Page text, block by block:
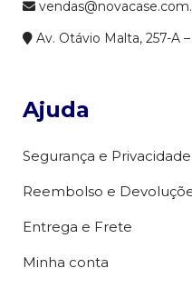
Av. Otávio Malta, 257-A
Ajuda
Segurança e Privacidade
Reembolso e
Entrega e Frete
Minha conta